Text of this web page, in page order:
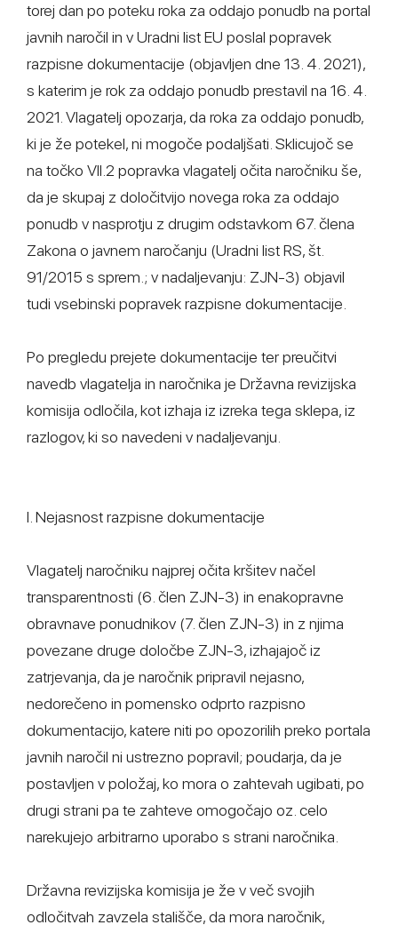
torej dan po poteku roka za oddajo ponudb na portal
javnih naročil in v Uradni list EU poslal popravek
razpisne dokumentacije (objavljen dne 13. 4. 2021),
s katerim je rok za oddajo ponudb prestavil na 16. 4.
2021. Vlagatelj opozarja, da roka za oddajo ponudb,
ki je že potekel, ni mogoče podaljšati. Sklicujoč se
na točko VII.2 popravka vlagatelj očita naročniku še,
da je skupaj z določitvijo novega roka za oddajo
ponudb v nasprotju z drugim odstavkom 67. člena
Zakona o javnem naročanju (Uradni list RS, št.
91/2015 s sprem.; v nadaljevanju: ZJN-3) objavil
tudi vsebinski popravek razpisne dokumentacije.
Po pregledu prejete dokumentacije ter preučitvi
navedb vlagatelja in naročnika je Državna revizijska
komisija odločila, kot izhaja iz izreka tega sklepa, iz
razlogov, ki so navedeni v nadaljevanju.
I. Nejasnost razpisne dokumentacije
Vlagatelj naročniku najprej očita kršitev načel
transparentnosti (6. člen ZJN-3) in enakopravne
obravnave ponudnikov (7. člen ZJN-3) in z njima
povezane druge določbe ZJN-3, izhajajoč iz
zatrjevanja, da je naročnik pripravil nejasno,
nedorečeno in pomensko odprto razpisno
dokumentacijo, katere niti po opozorilih preko portala
javnih naročil ni ustrezno popravil; poudarja, da je
postavljen v položaj, ko mora o zahtevah ugibati, po
drugi strani pa te zahteve omogočajo oz. celo
narekujejo arbitrarno uporabo s strani naročnika.
Državna revizijska komisija je že v več svojih
odločitvah zavzela stališče, da mora naročnik,